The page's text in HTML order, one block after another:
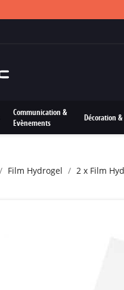
Communication &
Evènements
Décoration
Film Hydrogel 2 x Film